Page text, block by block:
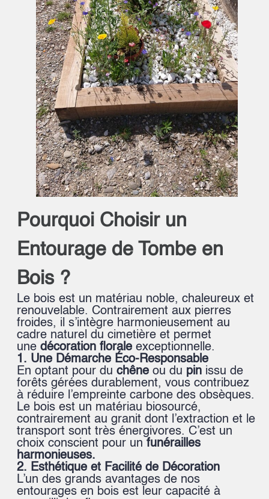
Pourquoi Choisir un
Entourage de Tombe en
Bois ?
Le bois est un matériau noble, chaleureux et
renouvelable. Contrairement aux pierres
froides, il s’intègre harmonieusement au
cadre naturel du cimetière et permet
unedécoration florale exceptionnelle.
1. Une Démarche Éco-Responsable
En optant pour duchêne ou du pin issu de
forêts gérées durablement, vous contribuez
à réduire l’empreinte carbone des obsèques.
Le bois est un matériau biosourcé,
contrairement au granit dont l’extraction et le
transport sont très énergivores. C’est un
choix conscient pour unfunérailles
harmonieuses.
2. Esthétique et Facilité de Décoration
L’un des grands avantages de nos
entourages en bois est leur capacité à